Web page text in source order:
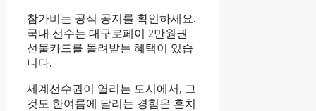
참가비는 공식 공지를 확인하세요.
국내 선수는 대구로페이 2만원권
선물카드를 돌려받는 혜택이 있습
니다.
세계선수권이 열리는 도시에서, 그
것도 한여름에 달리는 경험은 흔치